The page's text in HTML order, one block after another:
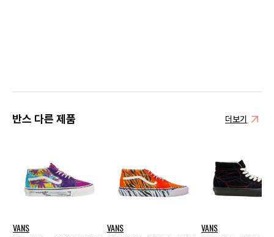
반스 다른 제품 더보기
VANS VANS VANS